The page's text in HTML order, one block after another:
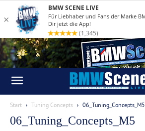
Start Tuning Concepts 06_Tuning_Concepts_M5
06_Tuning_Concepts_M5